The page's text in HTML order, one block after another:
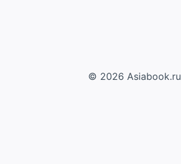
© 2026 Asiabook.ru